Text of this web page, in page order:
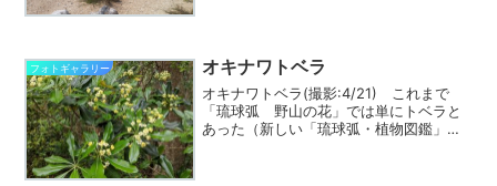
砂浜が広がる集落です...
フォトギャラリー オキナワトベラ
オキナワトベラ(撮影:4/21) これまで
「琉球弧 野山の花」では単にトベラと
あった（新しい「琉球弧・植物図鑑」も